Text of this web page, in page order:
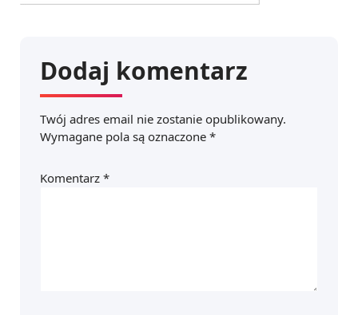
Dodaj komentarz
Twój adres email nie zostanie opublikowany.
Wymagane pola są oznaczone *
Komentarz *